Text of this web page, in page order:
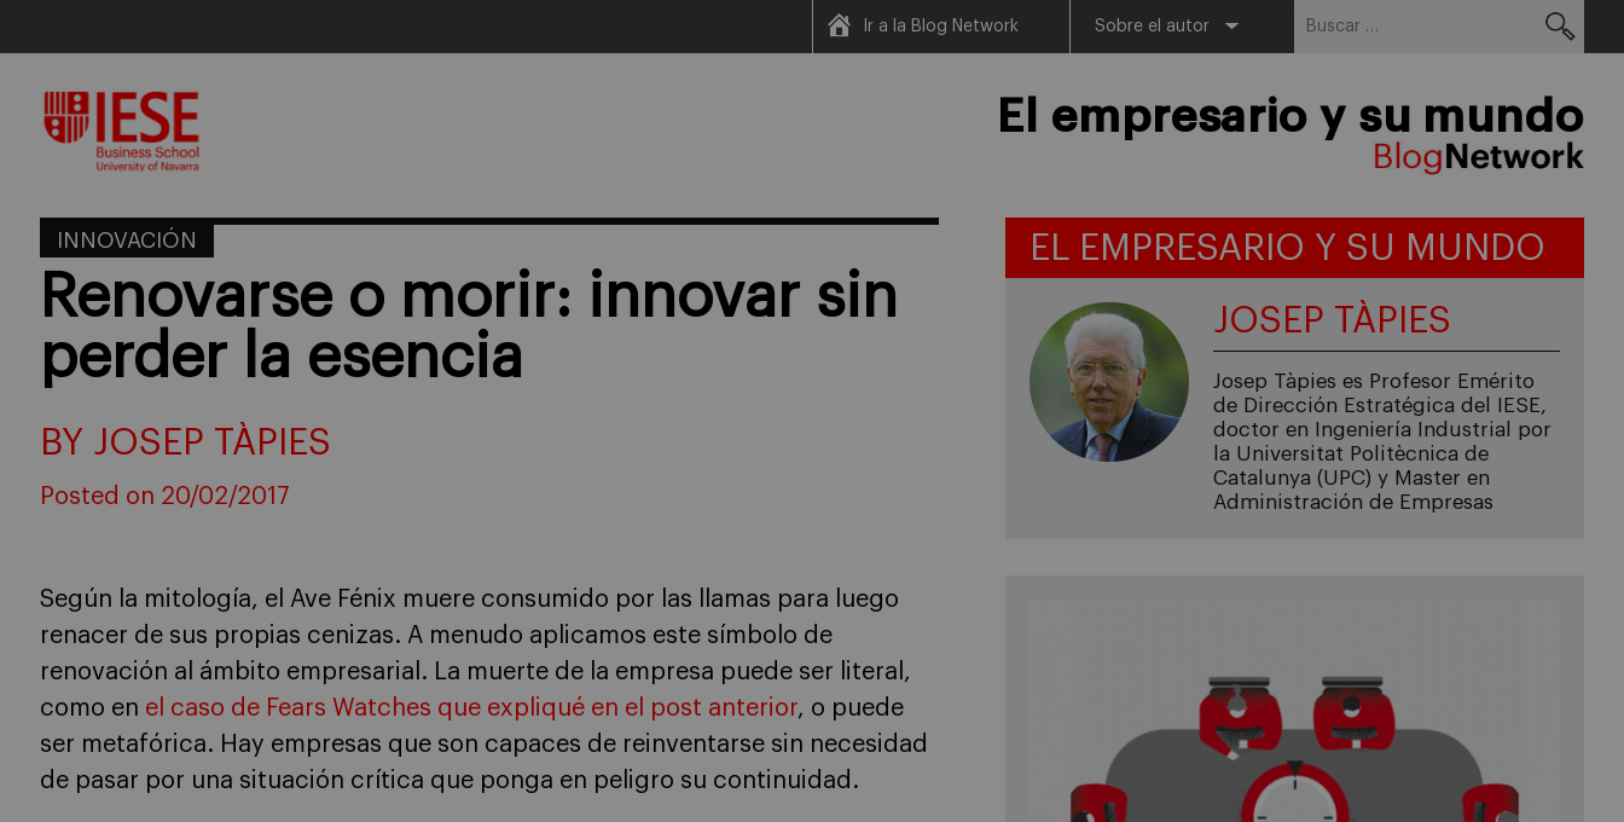
content
Ir a la Blog Network Sobre el autor
El empresario y su mundo
INNOVACIÓN
Renovarse o morir: innovar sin
perder la esencia
BY JOSEP TÀPIES
Posted on 20/02/2017
Según la mitología, el Ave Fénix muere consumido por las llamas para luego
renacer de sus propias cenizas. A menudo aplicamos este símbolo de
renovación al ámbito empresarial. La muerte de la empresa puede ser literal,
como en el caso de Fears Watches que expliqué en el post anterior, o puede
ser metafórica. Hay empresas que son capaces de reinventarse sin necesidad
de pasar por una situación crítica que ponga en peligro su continuidad.
EL EMPRESARIO Y SU MUNDO
JOSEP TÀPIES
Josep Tàpies es Profesor Emérito
de Dirección Estratégica del IESE,
doctor en Ingeniería Industrial por
la Universitat Politècnica de
Catalunya (UPC) y Master en
Administración de Empresas